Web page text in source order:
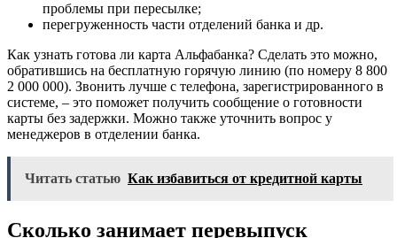
проблемы при пересылке;
перегруженность части отделений банка и др.
Как узнать готова ли карта Альфабанка? Сделать это можно,
обратившись на бесплатную горячую линию (по номеру 8 800
2 000 000). Звонить лучше с телефона, зарегистрированного в
системе, – это поможет получить сообщение о готовности
карты без задержки. Можно также уточнить вопрос у
менеджеров в отделении банка.
Читать статью Как избавиться от кредитной карты
Сколько занимает перевыпуск